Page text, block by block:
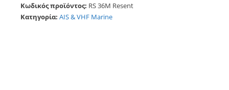
Κωδικός προϊόντος: RS 36M Resent
Κατηγορία: AIS & VHF Marine